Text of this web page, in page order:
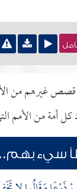
غيرهم من
أمة من الأمم
سيء